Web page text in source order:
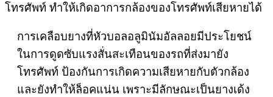
โทรศัพท์ ทำให้เกิดอาการกล้องของโทรศัพท์เสียหายได้
การเคลือบยางที่หัวบอลอลูมินัมอัลลอยมีประโยชน์
ในการดูดซับแรงสั่นสะเทือนของรถที่ส่งมายัง
โทรศัพท์ ป้องกันการเกิดความเสียหายกับตัวกล้อง
และยังทำให้ล็อคแน่น เพราะมีลักษณะเป็นยางเด้ง